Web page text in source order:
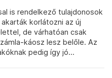
is rendelkező tulajdonosok
korlátozni az új
de várhatóan csak
káosz lesz belőle. Az
pedig így jó...